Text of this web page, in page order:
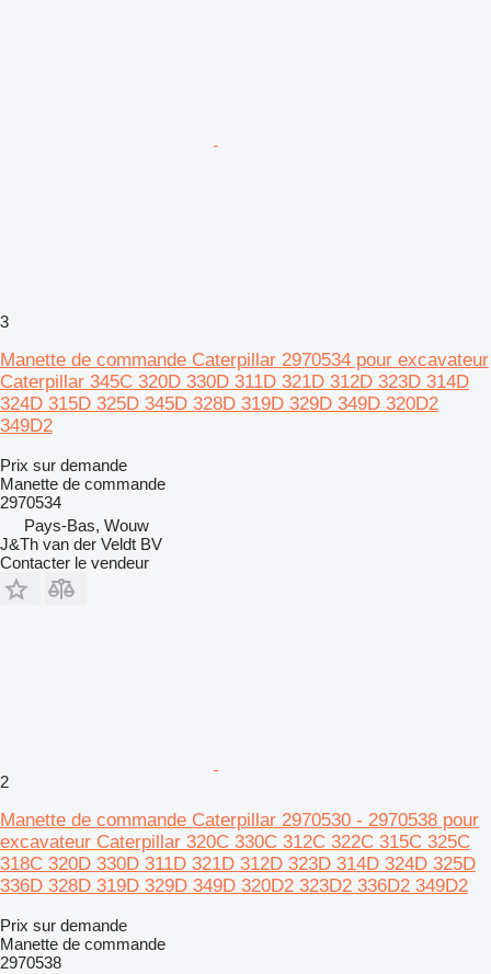
3
Manette de commande Caterpillar 2970534 pour excavateur
Caterpillar 345C 320D 330D 311D 321D 312D 323D 314D
324D 315D 325D 345D 328D 319D 329D 349D 320D2
349D2
Prix sur demande
Manette de commande
2970534
Pays-Bas, Wouw
J&Th van der Veldt BV
Contacter le vendeur
2
Manette de commande Caterpillar 2970530 - 2970538 pour
excavateur Caterpillar 320C 330C 312C 322C 315C 325C
318C 320D 330D 311D 321D 312D 323D 314D 324D 325D
336D 328D 319D 329D 349D 320D2 323D2 336D2 349D2
Prix sur demande
Manette de commande
2970538